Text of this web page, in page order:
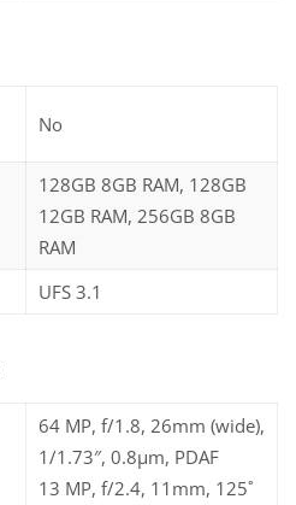
No
128GB 8GB RAM, 128GB
12GB RAM, 256GB 8GB
RAM
UFS 3.1
64 MP, f/1.8, 26mm (wide),
1/1.73″, 0.8µm, PDAF
13 MP, f/2.4, 11mm, 125˚